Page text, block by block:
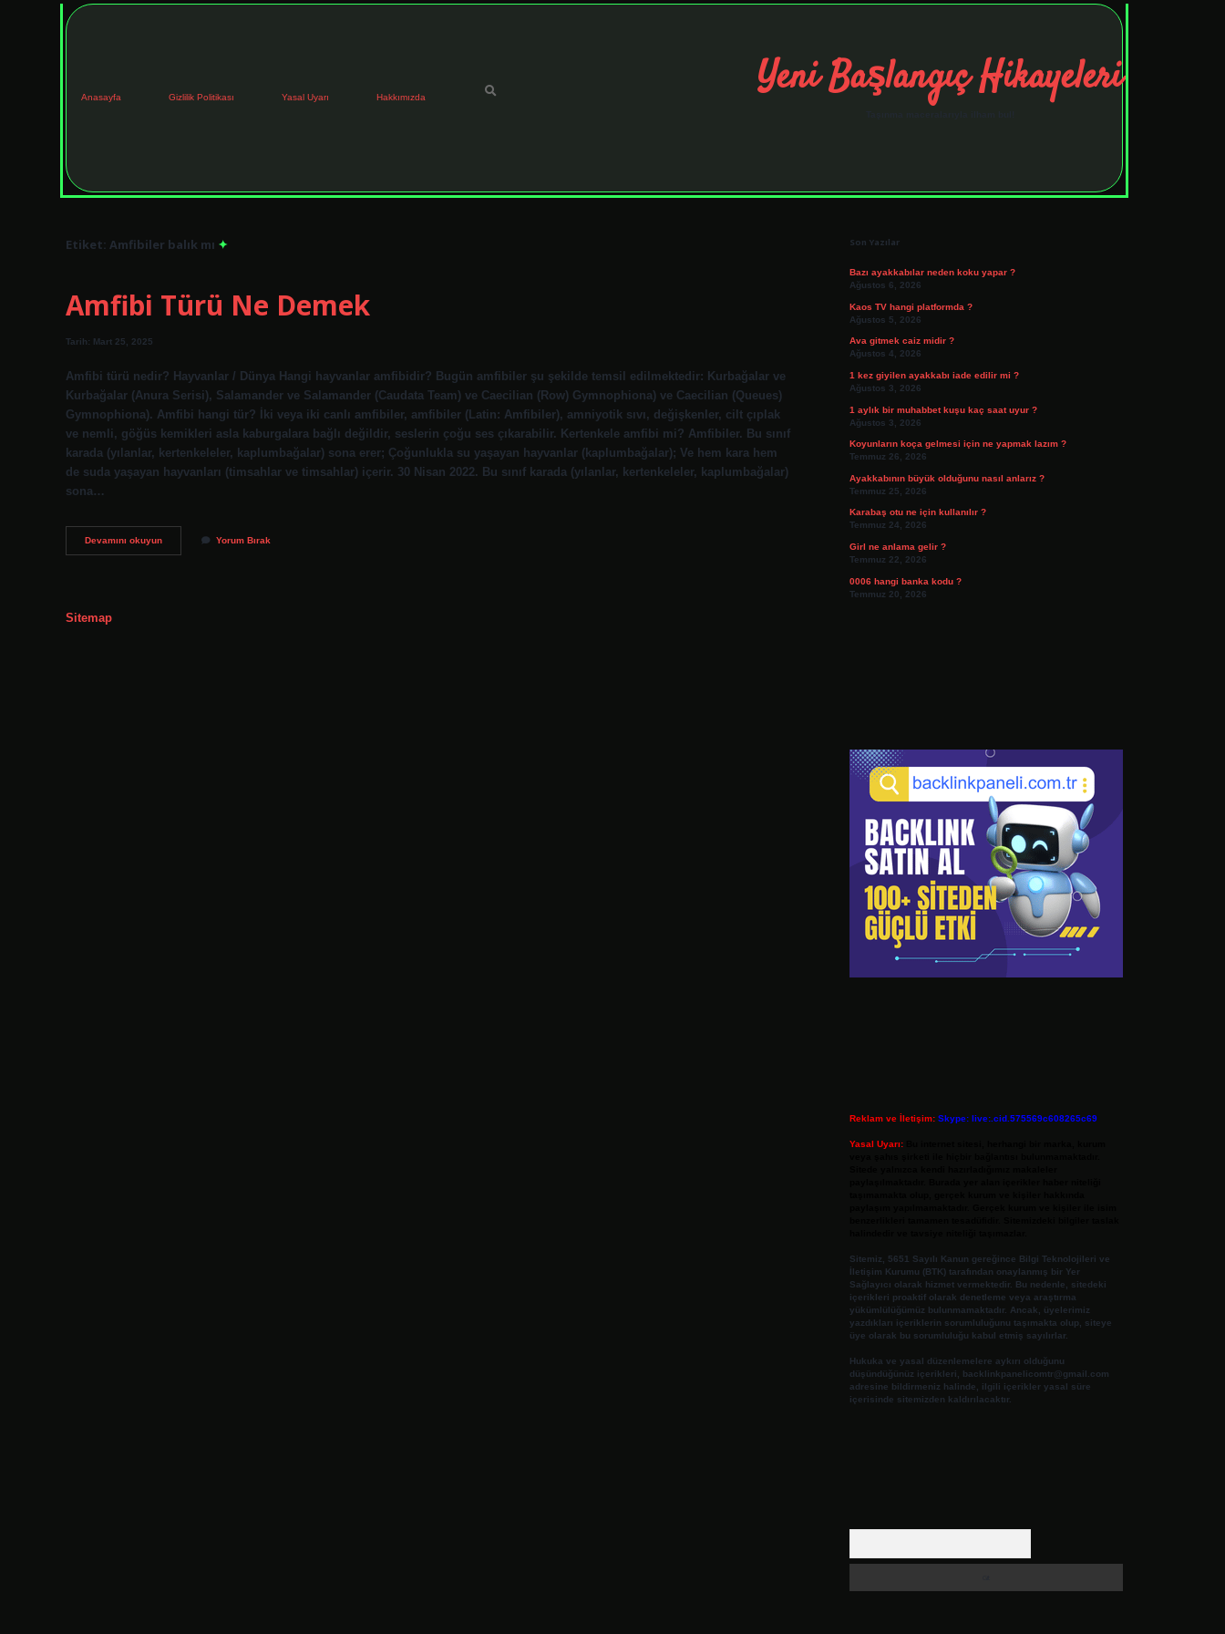
Anasayfa Gizlilik Politikası Yasal Uyarı Hakkımızda Yeni Başlangıç Hikayeleri
Etiket: Amfibiler balık mı
Amfibi Türü Ne Demek
Tarih: Mart 25, 2025
Amfibi türü nedir? Hayvanlar / Dünya Hangi hayvanlar amfibidir? Bugün amfibiler şu şekilde temsil edilmektedir: Kurbağalar ve
Kurbağalar (Anura Serisi), Salamander ve Salamander (Caudata Team) ve Caecilian (Row) Gymnophiona) ve Caecilian (Queues)
Gymnophiona). Amfibi hangi tür? İki veya iki canlı amfibiler, amfibiler (Latin: Amfibiler), amniyotik sıvı, değişkenler, cilt çıplak
ve nemli, göğüs kemikleri asla kaburgalara bağlı değildir, seslerin çoğu ses çıkarabilir. Kertenkele amfibi mi? Amfibiler. Bu sınıf
karada (yılanlar, kertenkeleler, kaplumbağalar) sona erer; Çoğunlukla su yaşayan hayvanlar (kaplumbağalar); Ve hem kara hem
de suda yaşayan hayvanları (timsahlar ve timsahlar) içerir. 30 Nisan 2022. Bu sınıf karada (yılanlar, kertenkeleler, kaplumbağalar)
sona…
Devamını okuyunAmfibi
Türü
Yorum Bırak
Sitemap
Son Yazılar
Bazı ayakkabılar neden koku yapar ?
Ağustos 6, 2026
Kaos TV hangi platformda ?
Ağustos 5, 2026
Ava gitmek caiz midir ?
Ağustos 4, 2026
1 kez giyilen ayakkabı iade edilir mi ?
Ağustos 3, 2026
1 aylık bir muhabbet kuşu kaç saat uyur ?
Ağustos 3, 2026
Koyunların koça gelmesi için ne yapmak lazım ?
Temmuz 26, 2026
Ayakkabının büyük olduğunu nasıl anlarız ?
Temmuz 25, 2026
Karabaş otu ne için kullanılır ?
Temmuz 24, 2026
Girl ne anlama gelir ?
Temmuz 22, 2026
0006 hangi banka kodu ?
Temmuz 20, 2026
Reklam ve İletişim: Skype: live:.cid.575569c608265c69
Yasal Uyarı:
Sitemiz, 5651 Sayılı Kanun gereğince Bilgi Teknolojileri ve
İletişim Kurumu (BTK) tarafından onaylanmış bir Yer
Sağlayıcı olarak hizmet vermektedir. Bu nedenle, sitedeki
içerikleri proaktif olarak denetleme veya araştırma
yükümlülüğümüz bulunmamaktadır. Ancak, üyelerimiz
yazdıkları içeriklerin sorumluluğunu taşımakta olup, siteye
üye olarak bu sorumluluğu kabul etmiş sayılırlar.
Hukuka ve yasal düzenlemelere aykırı olduğunu
düşündüğünüz içerikleri,
backlinkpanelicomtr@gmail.com
adresine bildirmeniz halinde, ilgili içerikler yasal süre
içerisinde sitemizden kaldırılacaktır.
tulipbetelexbett.net